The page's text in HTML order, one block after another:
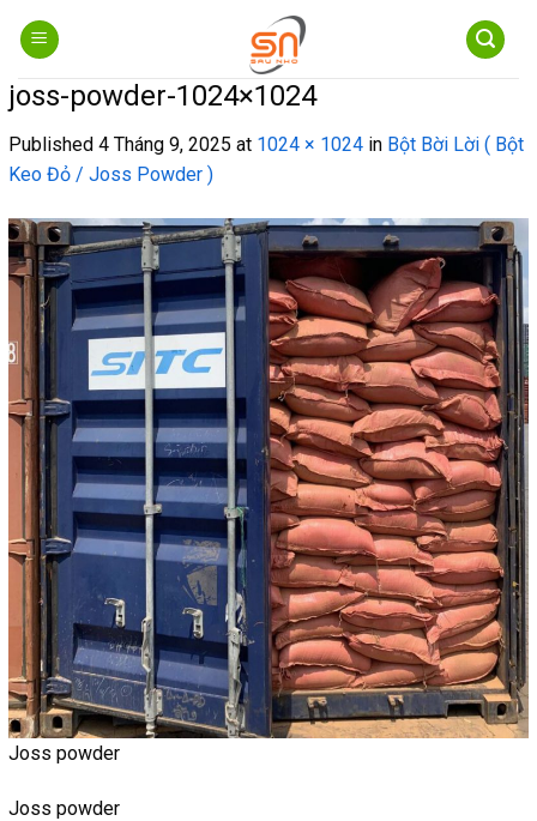
content
joss-powder-1024×1024
Published 4 Tháng 9, 2025 at 1024 × 1024 in Bột Bời Lời ( Bột
Keo Đỏ / Joss Powder )
Joss powder
Joss powder